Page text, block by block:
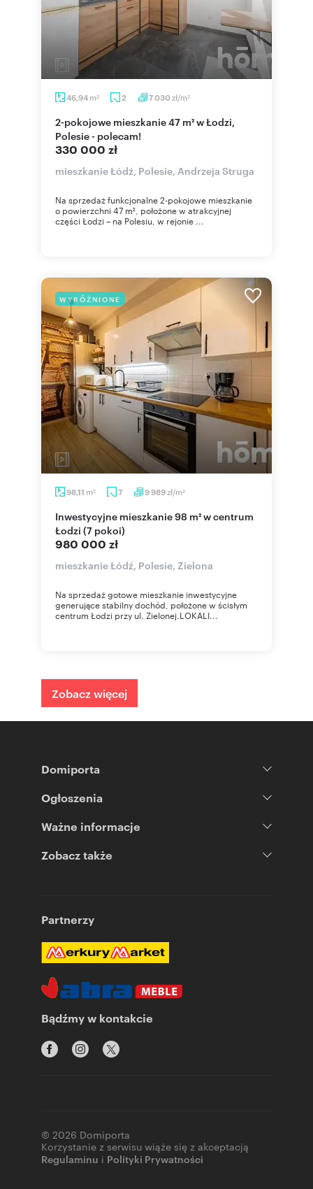
46,94 m2 2 7 030zł/m2
2-pokojowe mieszkanie 47 m² w Łodzi,
Polesie - polecam!
330 000 zł
mieszkanie Łódź, Polesie, Andrzeja Struga
Na sprzedaż funkcjonalne 2-pokojowe mieszkanie
o powierzchni 47 m², położone w atrakcyjnej
części Łodzi – na Polesiu, w rejonie ...
WYRÓŻNIONE
98,11 m2 7 9 989zł/m2
Inwestycyjne mieszkanie 98 m² w centrum
Łodzi (7 pokoi)
980 000 zł
mieszkanie Łódź, Polesie, Zielona
Na sprzedaż gotowe mieszkanie inwestycyjne
generujące stabilny dochód, położone w ścisłym
centrum Łodzi przy ul. Zielonej.LOKALI...
Zobacz więcej
Domiporta
Ogłoszenia
Ważne informacje
Zobacz także
Partnerzy
Bądźmy w kontakcie
© 2026 Domiporta
Korzystanie z serwisu wiąże się z akceptacją
Regulaminu i Polityki Prywatności